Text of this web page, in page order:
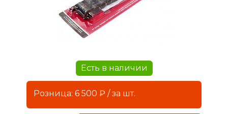
Есть в наличии
Розница: 6 500 ₽ / за шт.